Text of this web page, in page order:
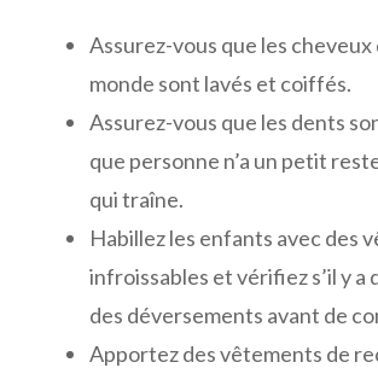
Assurez-vous que les
monde sont lavés et coiffés.
Assurez-vous que les dents
que personne n’a un petit
qui traîne.
Habillez les enfants avec des
infroissables et vérifiez s’il y a
des déversements avant de
Apportez des vêtements de